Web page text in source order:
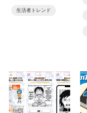
生活者トレンド